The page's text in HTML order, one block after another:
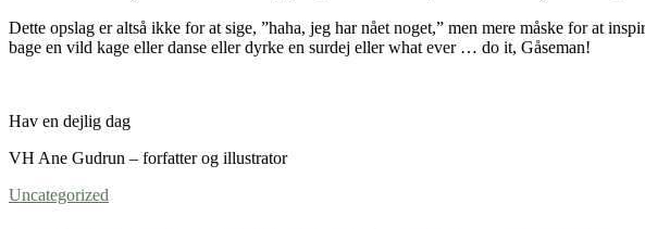
Dette opslag er altså ikke for at sige, ”haha, jeg har nået noget,” men mere måske for at
bage en vild kage eller danse eller dyrke en surdej eller what ever … do it, Gåseman!
Hav en dejlig dag
VH Ane Gudrun – forfatter og illustrator
Uncategorized